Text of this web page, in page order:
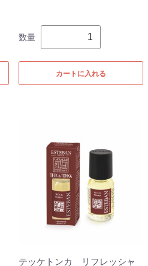
数量
カートに入れる
テッケトンカ リフレッシャ